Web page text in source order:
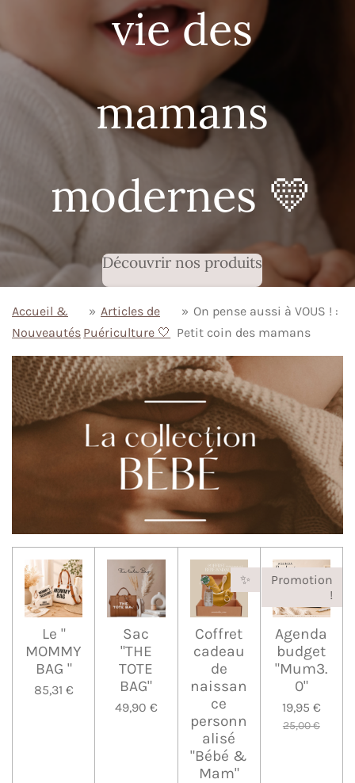
vie des
mamans
modernes 💛
Découvrir nos produits
Accueil &
Nouveautés
» Articles de
Puériculture 🤍
» On pense aussi à VOUS ! :
Petit coin des mamans
Le "
MOMMY
BAG "
85,31 €
Sac
"THE
TOTE
BAG"
49,90 €
✨️
Coffret
cadeau
de
naissan
ce
personn
alisé
"Bébé &
Mam"
Promotion
!
Agenda
budget
"Mum3.
0"
19,95 €
25,00 €